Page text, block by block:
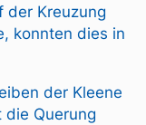
der Kreuzung
konnten dies in
der Kleene
Querung